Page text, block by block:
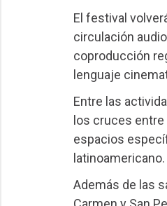
El festival
circulación
coproducción
lenguaje
Entre las
los cruces
espacios
latinoamericano.
Además de las